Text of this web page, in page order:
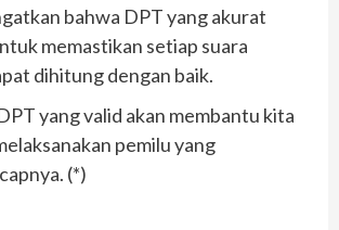
bahwa DPT yang akurat
memastikan setiap suara
dihitung dengan baik.
yang valid akan membantu kita
pemilu yang
(*)